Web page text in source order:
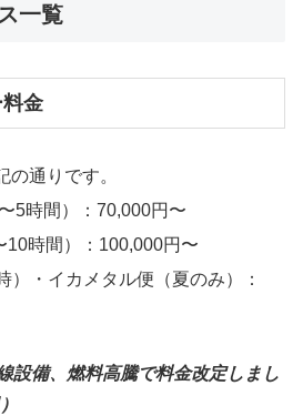
一覧
金
通りです。
5時間）：70,000円〜
10時間）：100,000円〜
）・イカメタル便（夏のみ）：
設備、燃料高騰で料金改定しまし